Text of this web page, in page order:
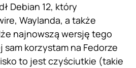
Debian 12, który
Waylanda, a także
najnowszą wersję tego
korzystam na Fedorze
to jest czyściutkie (takie